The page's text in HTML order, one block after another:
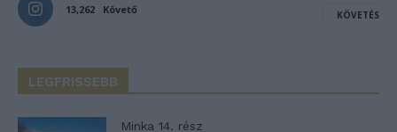
13,262 Követő KÖVETÉS
LEGFRISSEBB
Minka 14. rész